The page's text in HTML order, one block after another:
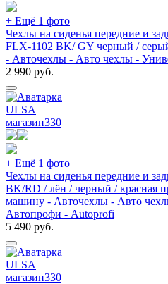
+ Ещё 1 фото
Чехлы на сиденья передние и
FLX-1102 BK/ GY черный /
- Авточехлы - Авто чехлы -
2 990 руб.
ULSA
магазин330
+ Ещё 1 фото
Чехлы на сиденья передние и
BK/RD / лён / черный / красная
машину - Авточехлы - Авто
Автопрофи - Autoprofi
5 490 руб.
ULSA
магазин330